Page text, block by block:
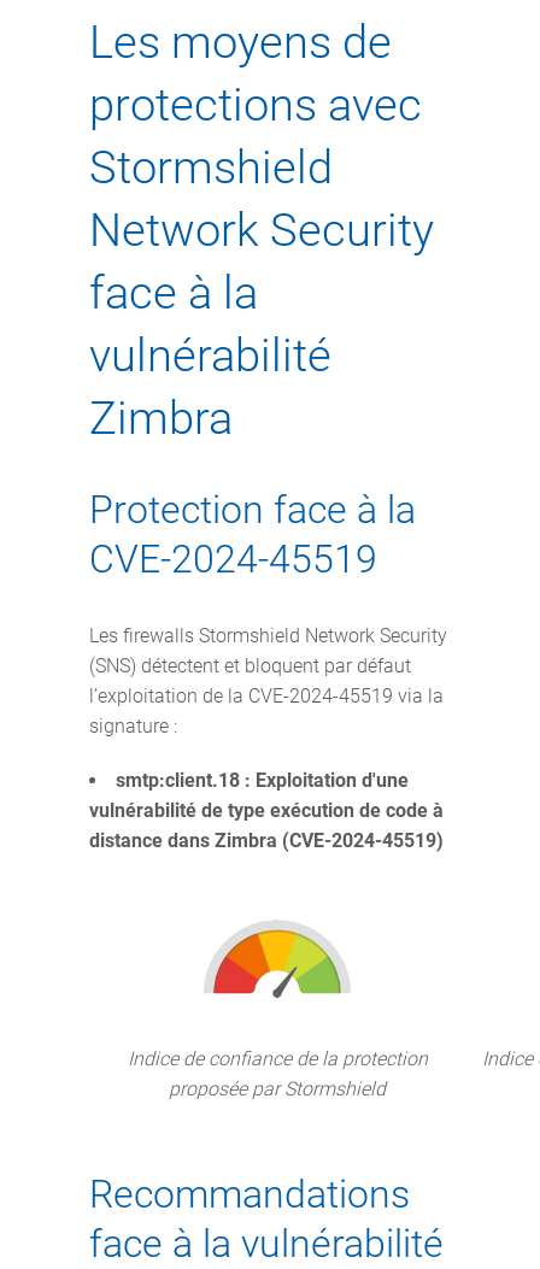
Les moyens de
protections avec
Stormshield
Network Security
face à la
vulnérabilité
Zimbra
Protection face à la
CVE-2024-45519
Les firewalls Stormshield Network Security
(SNS) détectent et bloquent par défaut
l’exploitation de la CVE-2024-45519 via la
signature :
smtp:client.18 : Exploitation d'une
vulnérabilité de type exécution de code à
distance dans Zimbra (CVE-2024-45519)
Indice de confiance de la protection
proposée par Stormshield
Indice
Recommandations
face à la vulnérabilité